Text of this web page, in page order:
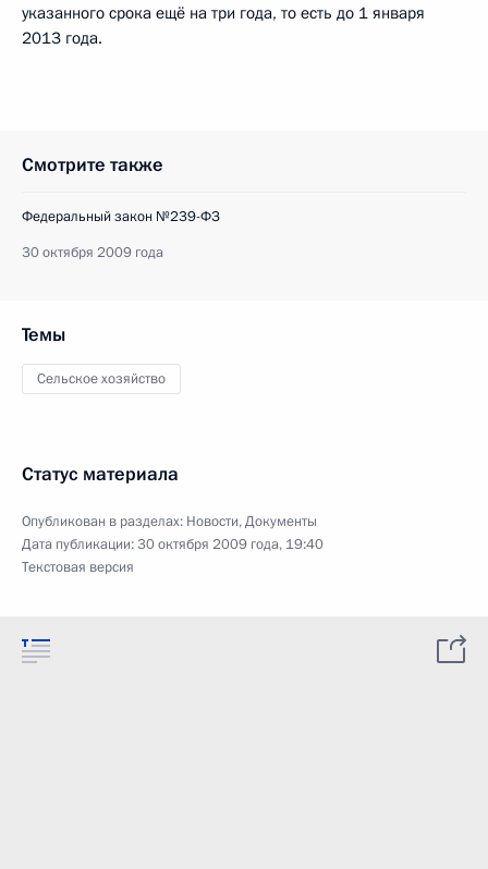
указанного срока ещё на три года, то есть до 1 января
2013 года.
Смотрите также
Федеральный закон №239-ФЗ
30 октября 2009 года
Темы
Сельское хозяйство
Статус материала
Опубликован в разделах: Новости,Документы
Дата публикации:30 октября 2009 года, 19:40
Текстовая версия